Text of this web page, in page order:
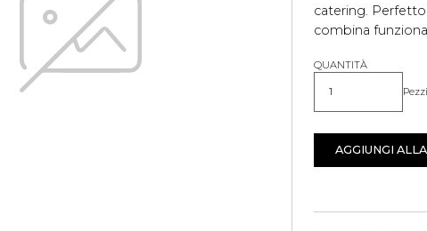
catering.
combina
QUANTITÀ
Quantità Pezzi
AGGIUNGI